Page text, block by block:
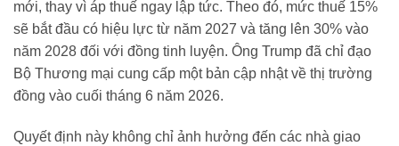
mới, thay vì áp thuế ngay lập tức. Theo đó, mức thuế 15%
sẽ bắt đầu có hiệu lực từ năm 2027 và tăng lên 30% vào
năm 2028 đối với đồng tinh luyện. Ông Trump đã chỉ đạo
Bộ Thương mại cung cấp một bản cập nhật về thị trường
đồng vào cuối tháng 6 năm 2026.
Quyết định này không chỉ ảnh hưởng đến các nhà giao